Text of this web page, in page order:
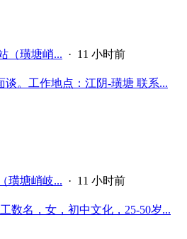
（璜塘峭... · 11 小时前
。工作地点：江阴-璜塘 联系...
璜塘峭岐... · 11 小时前
数名，女，初中文化，25-50岁...